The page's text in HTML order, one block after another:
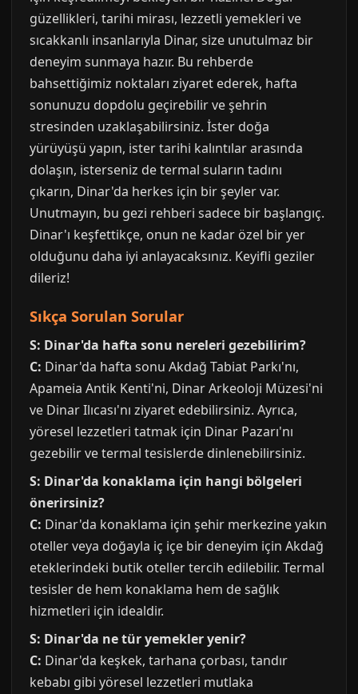
güzellikleri, tarihi mirası, lezzetli yemekleri ve
sıcakkanlı insanlarıyla Dinar, size unutulmaz bir
deneyim sunmaya hazır. Bu rehberde
bahsettiğimiz noktaları ziyaret ederek, hafta
sonunuzu dopdolu geçirebilir ve şehrin
stresinden uzaklaşabilirsiniz. İster doğa
yürüyüşü yapın, ister tarihi kalıntılar arasında
dolaşın, isterseniz de termal suların tadını
çıkarın, Dinar'da herkes için bir şeyler var.
Unutmayın, bu gezi rehberi sadece bir başlangıç.
Dinar'ı keşfettikçe, onun ne kadar özel bir yer
olduğunu daha iyi anlayacaksınız. Keyifli geziler
dileriz!
Sıkça Sorulan Sorular
S: Dinar'da hafta sonu nereleri gezebilirim?
C: Dinar'da hafta sonu Akdağ Tabiat Parkı'nı,
Apameia Antik Kenti'ni, Dinar Arkeoloji Müzesi'ni
ve Dinar Ilıcası'nı ziyaret edebilirsiniz. Ayrıca,
yöresel lezzetleri tatmak için Dinar Pazarı'nı
gezebilir ve termal tesislerde dinlenebilirsiniz.
S: Dinar'da konaklama için hangi bölgeleri
önerirsiniz?
C: Dinar'da konaklama için şehir merkezine yakın
oteller veya doğayla iç içe bir deneyim için Akdağ
eteklerindeki butik oteller tercih edilebilir. Termal
tesisler de hem konaklama hem de sağlık
hizmetleri için idealdir.
S: Dinar'da ne tür yemekler yenir?
C: Dinar'da keşkek, tarhana çorbası, tandır
kebabı gibi yöresel lezzetleri mutlaka